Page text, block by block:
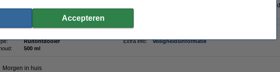
werkt deze ruitontdooier? Spray de vloeistof op de autoruit of spiegels, laat dit even inwerken en
Ruitontdooier Extra info:
Veiligheidsinformatie
500 ml
Morgen in huis
Accepteren